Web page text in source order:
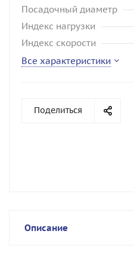
Посадочный диаметр
Индекс нагрузки
Индекс скорости
Все характеристики
Поделиться
Описание